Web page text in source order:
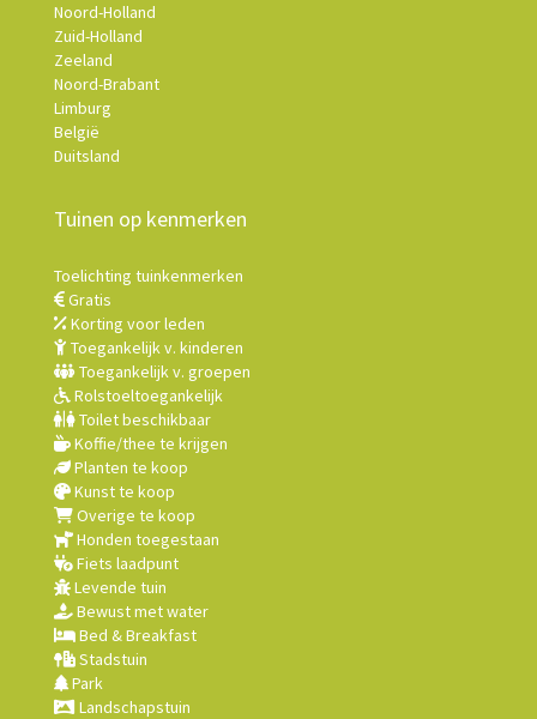
Noord-Holland
Zuid-Holland
Zeeland
Noord-Brabant
Limburg
België
Duitsland
Tuinen op kenmerken
Toelichting tuinkenmerken
Gratis
Korting voor leden
Toegankelijk v. kinderen
Toegankelijk v. groepen
Rolstoeltoegankelijk
Toilet beschikbaar
Koffie/thee te krijgen
Planten te koop
Kunst te koop
Overige te koop
Honden toegestaan
Fiets laadpunt
Levende tuin
Bewust met water
Bed & Breakfast
Stadstuin
Park
Landschapstuin